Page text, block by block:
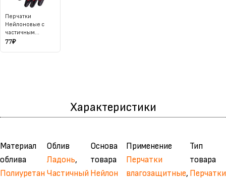
Перчатки
Нейлоновые с
частичным
нитриловым
77₽
Характеристики
Материал
облива
Полиуретан
Облив
Ладонь,
Частичный
Основа
товара
Нейлон
Применение
Перчатки
влагозащитные,
Тип
товара
Перчатки